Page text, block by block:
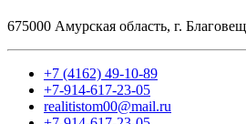
675000 Амурская область, г.
+7 (4162) 49-10-89
+7-914-617-23-05
realitistom00@mail.ru